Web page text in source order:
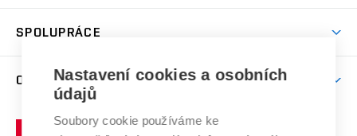
Celoživotní vzdělávání
E-přihláška
Harmonogram akademického roku
Závěrečné práce
Doktorské studium
Zpracování osobních údajů studentů
Sociální bezpečí
Studium bez bariér
Podpora podnikání
Mezinárodní vědecká rada
Systém zajišťování kvality výzkumu
Výzkumné infrastruktury
SPOLUPRÁCE
Firemní spolupráce
Zahraniční spolupráce
Spolupráce se školami
O UNIVERZITĚ
Profil univerzity
Nastavení cookies a osobních
údajů
Soubory cookie používáme ke